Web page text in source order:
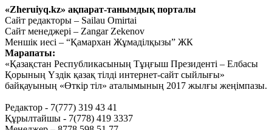
Ауыл шаруашылығын
дамытпай, бәсекеге қабілетті
экономика құру мүмкін емес
Қыркүйек 15, 2020
Тағы оқу
«Zheruiyq.kz» ақпарат-танымдық порталы
Сайт редакторы – Sailau Omirtai
Сайт менеджері – Zangar Zekenov
Меншік иесі – “Қамархан Жұмаділқызы” ЖК
Марапаты:
«Қазақстан Республикасының Тұңғыш Президенті – Елбасы
Қорының Үздік қазақ тілді интернет-сайт сыйлығы»
байқауының «Өткір тіл» аталымының 2017 жылғы жеңімпазы.
Редактор - 7(777) 319 43 41
Құрылтайшы - 7(778) 419 3337